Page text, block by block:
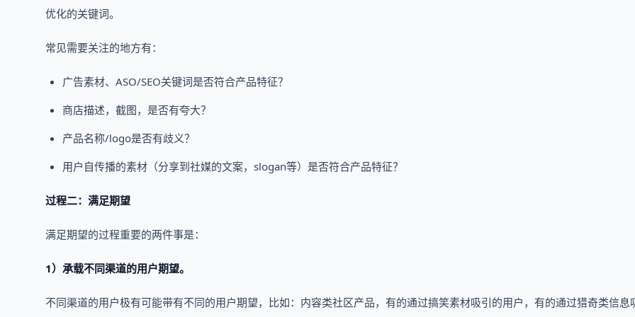
优化的关键词。
常见需要关注的地方有：
广告素材、ASO/SEO关键词是否符合产品特征？
商店描述，截图，是否有夸大？
产品名称/logo是否有歧义？
用户自传播的素材（分享到社媒的文案，slogan等）是否符合产品特征？
过程二：满足期望
满足期望的过程重要的两件事是：
1）承载不同渠道的用户期望。
不同渠道的用户极有可能带有不同的用户期望，比如：内容类社区产品，有的通过搞笑素材吸引的用户，有的通过猎奇类信息